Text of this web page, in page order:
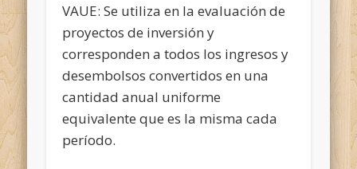
VAUE: Se utiliza en la evaluación de
proyectos de inversión y
corresponden a todos los ingresos y
desembolsos convertidos en una
cantidad anual uniforme
equivalente que es la misma cada
período.